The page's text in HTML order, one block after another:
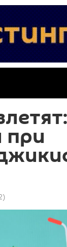
при
)